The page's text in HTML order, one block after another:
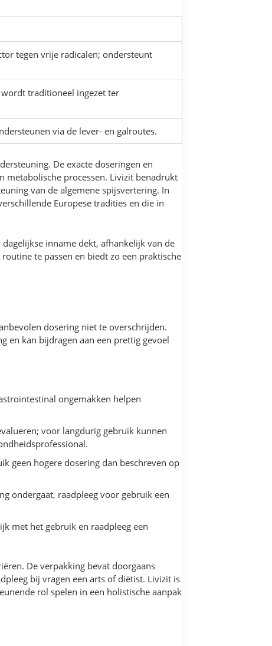
tegen vrije radicalen; ondersteunt
traditioneel ingezet ter
via de lever- en galroutes.
De exacte doseringen en
metabolische processen. Livizit benadrukt
van de algemene spijsvertering. In
Europese tradities en die in
inname dekt, afhankelijk van de
te passen en biedt zo een praktische
dosering niet te overschrijden.
en kan bijdragen aan een prettig gevoel
ongemakken helpen
voor langdurig gebruik kunnen
geen hogere dosering dan beschreven op
ondergaat, raadpleeg voor gebruik een
met het gebruik en raadpleeg een
De verpakking bevat doorgaans
bij vragen een arts of diëtist. Livizit is
rol spelen in een holistische aanpak